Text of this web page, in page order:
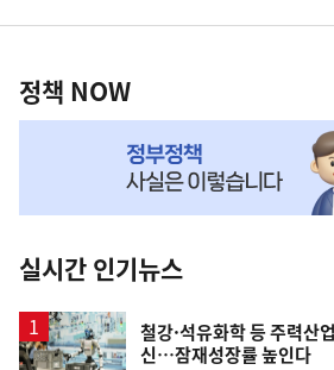
영
책
NOW,
뉴
스
정책 NOW
실시간 인기뉴스
철강·석유화학 등 주력산
신…잠재성장률 높인다